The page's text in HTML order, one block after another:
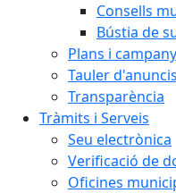
Consells
Bústia de
Plans i
Tauler d'anuncis
Transparència
Tràmits i Serveis
Seu electrònica
Verificació de
Oficines